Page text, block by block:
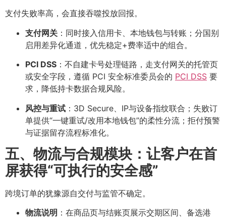
支付失败率高，会直接吞噬投放回报。
支付网关 ：同时接入信用卡、本地钱包与转账；分国别
启用差异化通道，优先稳定+费率适中的组合。
PCI DSS ：不自建卡号处理链路，走支付网关的托管页
或安全字段，遵循 PCI 安全标准委员会的 PCI DSS 要
求 ，降低持卡数据合规风险。
风控与重试 ：3D Secure、IP与设备指纹联合；失败订
单提供“一键重试/改用本地钱包”的柔性分流；拒付预警
与证据留存流程标准化。
五、物流与合规模块：让客户在首
屏获得“可执行的安全感”
跨境订单的犹豫源自交付与监管不确定。
物流说明 ：在商品页与结账页展示交期区间、备选港